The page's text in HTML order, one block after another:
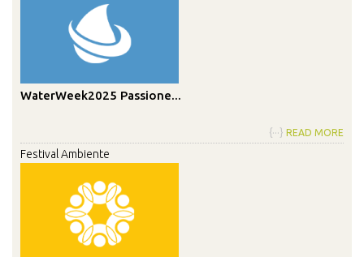
WaterWeek2025 Passione...
{···} READ MORE
Festival Ambiente